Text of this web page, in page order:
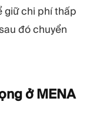
giữ chi phí thấp
đó chuyển
ởMENA